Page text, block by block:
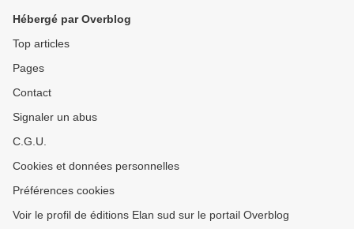
Hébergé par Overblog
Top articles
Pages
Contact
Signaler un abus
C.G.U.
Cookies et données personnelles
Préférences cookies
Voir le profil de éditions Elan sud sur le portail Overblog